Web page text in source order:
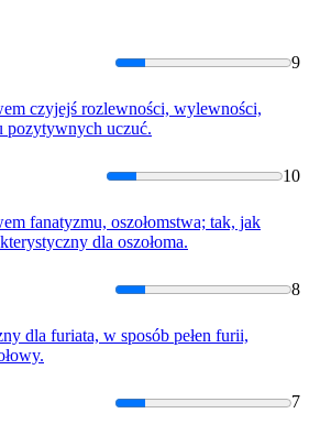
9
czyjejś rozlewności, wylewności,
pozytywnych uczuć.
10
fanatyzmu, oszołomstwa; tak, jak
dla oszołoma.
8
dla furiata, w sposób pełen furii,
7